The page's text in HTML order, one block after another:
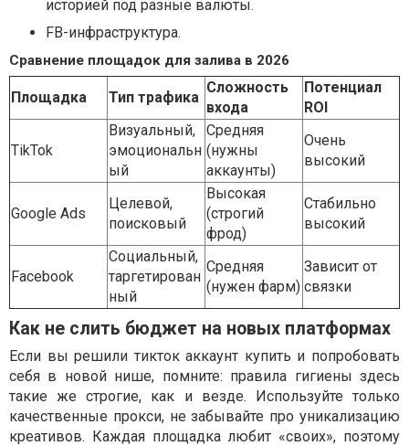
историей под разные валюты.
FB-инфраструктура.
Сравнение площадок для залива в 2026
Площадка Тип трафика
Сложность
входа
Потенциал
ROI
TikTok
Визуальный,
эмоциональн
ый
Средняя
(нужны
аккаунты)
Очень
высокий
Google Ads
Целевой,
поисковый
Высокая
(строгий
фрод)
Стабильно
высокий
Facebook
Социальный,
таргетирован
ный
Средняя
(нужен фарм)
Зависит от
связки
Как не слить бюджет на новых платформах
Если вы решили тикток аккаунт купить и попробовать
себя в новой нише, помните: правила гигиены здесь
такие же строгие, как и везде. Используйте только
качественные прокси, не забывайте про уникализацию
креативов. Каждая площадка любит «своих», поэтому